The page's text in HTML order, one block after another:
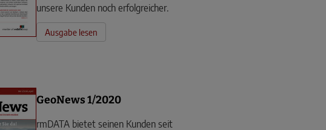
unsere Kunden noch erfolgreicher.
Ausgabe lesen
GeoNews 1/2020
rmDATA ­bietet seinen Kunden seit